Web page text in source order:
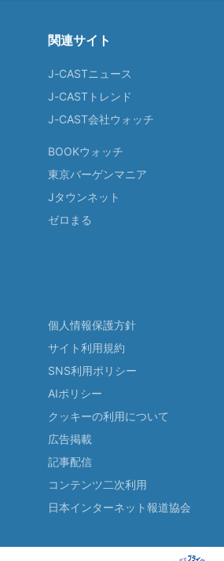
関連サイト
J-CASTニュース
J-CASTトレンド
J-CAST会社ウォッチ
BOOKウォッチ
東京バーゲンマニア
Jタウンネット
ゼロまる
個人情報保護方針
サイト利用規約
SNS利用ポリシー
AIポリシー
クッキーの利用について
広告掲載
記事配信
コンテンツ二次利用
日本インターネット報道協会